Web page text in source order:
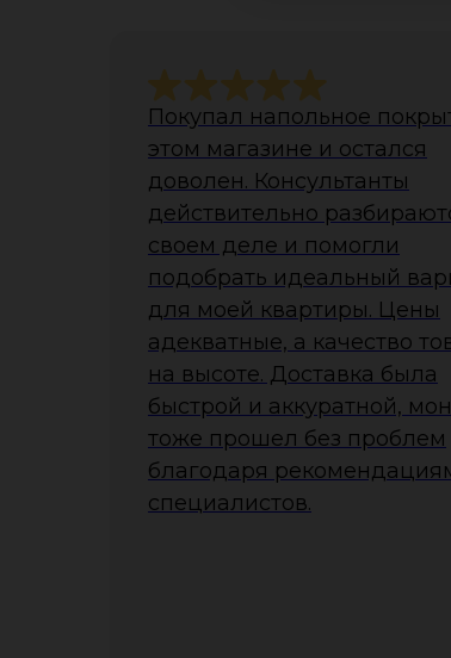
Покупал напольное
этом магазине и остался
доволен. Консультанты
действительно
своем деле и помогли
подобрать идеальный
для моей квартиры. Цены
адекватные, а качество
на высоте. Доставка была
быстрой и аккуратной,
тоже прошел без проблем
благодаря
специалистов.